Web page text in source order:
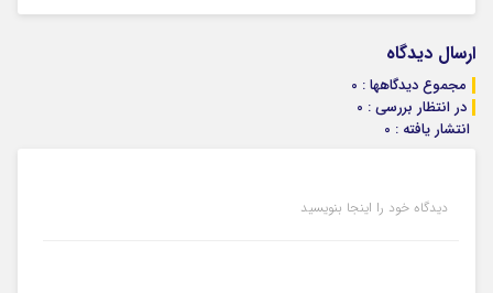
ارسال دیدگاه
مجموع دیدگاهها : 0
در انتظار بررسی : 0
انتشار یافته : 0
دیدگاه خود را اینجا بنویسید